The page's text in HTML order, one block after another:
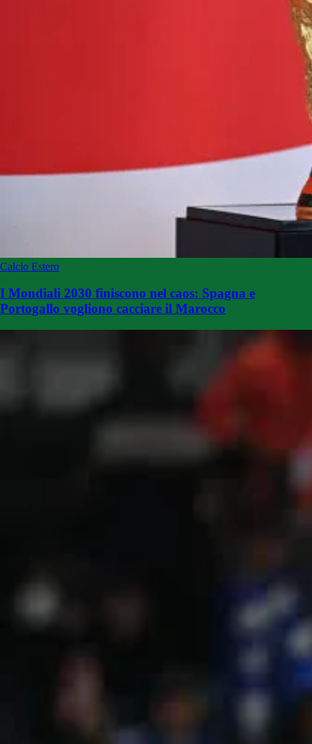
Calcio Estero
I Mondiali 2030 finiscono nel caos: Spagna e
Portogallo vogliono cacciare il Marocco